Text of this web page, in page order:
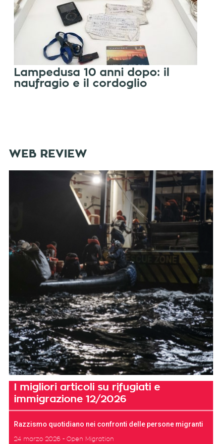
Lampedusa 10 anni dopo: il
naufragio e il cordoglio
WEB REVIEW
I migliori articoli su rifugiati e
immigrazione 12/2026
Razzismo quotidiano nei confronti delle persone migranti
24 marzo 2026 Open Migration